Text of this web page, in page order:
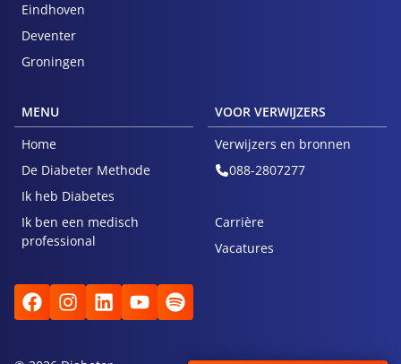
Eindhoven
Deventer
Groningen
MENU
Home
De Diabeter Methode
Ik heb Diabetes
Ik ben een medisch
professional
VOOR VERWIJZERS
Verwijzers en bronnen
088-2807277
Carrière
Vacatures